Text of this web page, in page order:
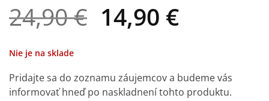
24,90€ Pôvodná
cena
24,90 €.
14,90 €
14,90 €.
Nie je na sklade
Pridajte sa do zoznamu záujemcov a budeme vás
informovať hneď po naskladnení tohto produktu.